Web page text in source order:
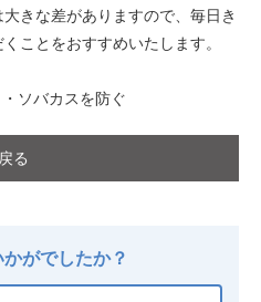
きな差がありますので、毎日き
ことをおすすめいたします。
ソバカスを防ぐ
戻る
がでしたか？